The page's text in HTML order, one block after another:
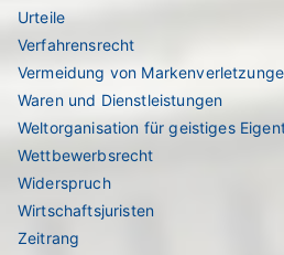
Urteile
Verfahrensrecht
Vermeidung von
Waren und Dienstleistungen
Weltorganisation für geistiges
Wettbewerbsrecht
Widerspruch
Wirtschaftsjuristen
Zeitrang